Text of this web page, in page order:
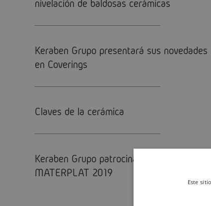
nivelación de baldosas cerámicas
Keraben Grupo presentará sus novedades
en Coverings
Claves de la cerámica
Keraben Grupo patrocina los Premios
MATERPLAT 2019
Este